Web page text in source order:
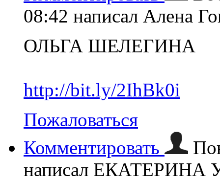
08:42 написал Алена
ОЛЬГА ШЕЛЕГИНА
http://bit.ly/2IhBk0i
Пожаловаться
Комментировать
написал ЕКАТЕРИНА